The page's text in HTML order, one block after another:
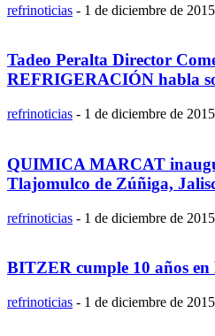
refrinoticias - 1 de diciembre de 2015
Tadeo Peralta Director
REFRIGERACIÓN habla
refrinoticias - 1 de diciembre de 2015
QUIMICA MARCAT
Tlajomulco de Zúñiga,
refrinoticias - 1 de diciembre de 2015
BITZER cumple 10 años en
refrinoticias - 1 de diciembre de 2015